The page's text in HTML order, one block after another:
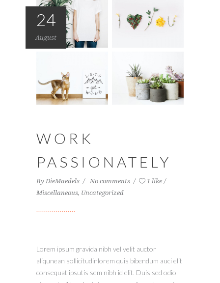
24
August
WORK
PASSIONATELY
By DieMaedels No comments
1 like
Miscellaneous, Uncategorized
Lorem ipsum gravida nibh vel velit auctor
aliqunean sollicitudinlorem quis bibendum auci elit
consequat ipsutis sem nibh id elit. Duis sed odio